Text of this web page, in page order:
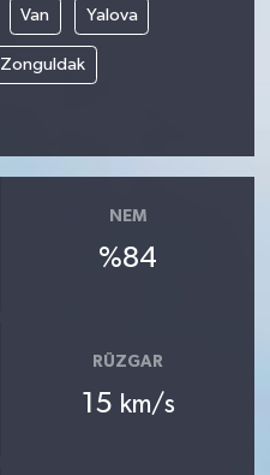
Van Yalova
Zonguldak
NEM
%84
RÜZGAR
15 km/s